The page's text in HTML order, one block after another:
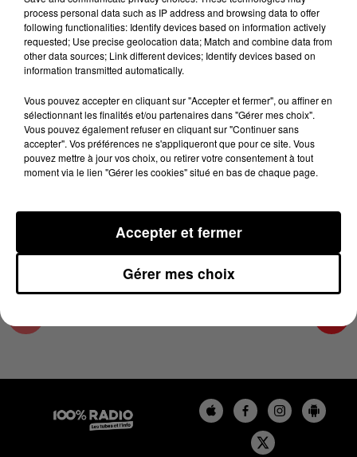
100%
100% Radio les infos du Pays Catalan
28 août 2025 - 4 min 14 sec
LES INFOS DU PAYS CATALAN DU 28/08/2025
À 07H00
Podcasts infos du Pays Catalan
process personal data such as IP address and browsing data to offer
following functionalities: Identify devices based on information actively
requested; Use precise geolocation data; Match and combine data from
other data sources; Link different devices; Identify devices based on
information transmitted automatically.
Vous pouvez accepter en cliquant sur "Accepter et fermer", ou affiner en
sélectionnant les finalités et/ou partenaires dans "Gérer mes choix".
Vous pouvez également refuser en cliquant sur "Continuer sans
accepter". Vos préférences ne s'appliqueront que pour ce site. Vous
pouvez mettre à jour vos choix, ou retirer votre consentement à tout
moment via le lien "Gérer les cookies" situé en bas de chaque page.
Gérer mes choix
Accepter et fermer